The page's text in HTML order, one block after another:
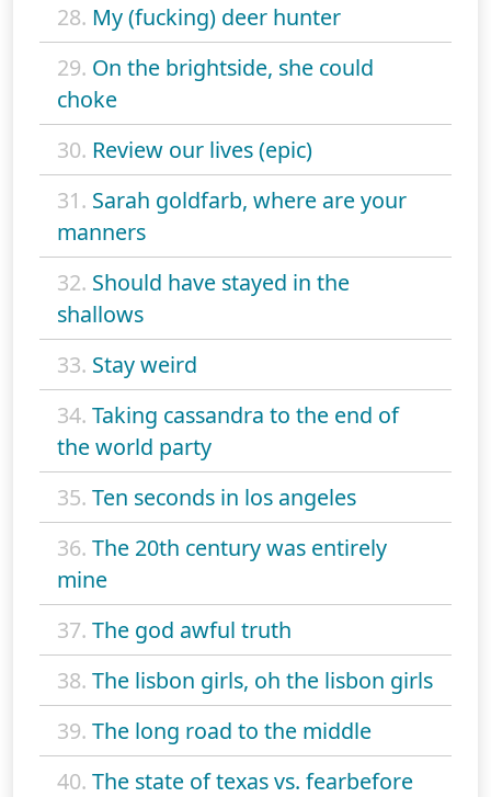
28. My (fucking) deer hunter
29. On the brightside, she could
choke
30. Review our lives (epic)
31. Sarah goldfarb, where are your
manners
32. Should have stayed in the
shallows
33. Stay weird
34. Taking cassandra to the end of
the world party
35. Ten seconds in los angeles
36. The 20th century was entirely
mine
37. The god awful truth
38. The lisbon girls, oh the lisbon girls
39. The long road to the middle
40. The state of texas vs. fearbefore